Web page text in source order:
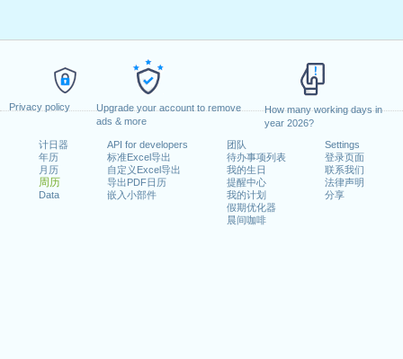
Privacy policy
Upgrade your account to remove
ads & more
How many working days in
year 2026?
计日器
年历
月历
周历
Data
API for developers
标准Excel导出
自定义Excel导出
导出PDF日历
嵌入小部件
团队
待办事项列表
我的生日
提醒中心
我的计划
假期优化器
晨间咖啡
Settings
登录页面
联系我们
法律声明
分享